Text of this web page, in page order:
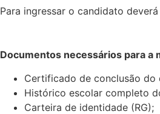
Para ingressar o candidato
Documentos necessários para a
Certificado de conclusão do
Histórico escolar completo
Carteira de identidade (RG);